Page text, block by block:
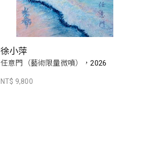
徐小萍
任意門（藝術限量微噴），2026
NT$ 9,800